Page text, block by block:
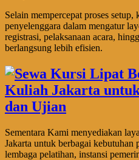
Selain mempercepat proses
penyelenggara dalam mengatur
registrasi, pelaksanaan acara,
berlangsung lebih efisien.
Sementara Kami menyediakan
Jakarta untuk berbagai kebutuhan
lembaga pelatihan, instansi